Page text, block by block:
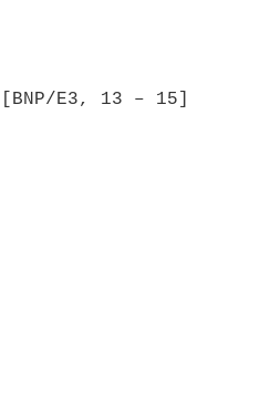
[BNP/E3, 13 – 15]